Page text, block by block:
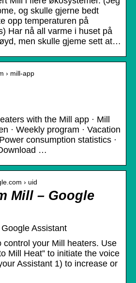
og skulle gjerne bedt
opp temperaturen på
Har nå all varme i huset på
men skulle gjeme sett at…
› mill-app
with the Mill app · Mill
· Weekly program · Vacation
consumption statistics ·
…
› uid
Mill – Google
Assistant
control your Mill heaters. Use
Mill Heat” to initiate the voice
Assistant 1) to increase or